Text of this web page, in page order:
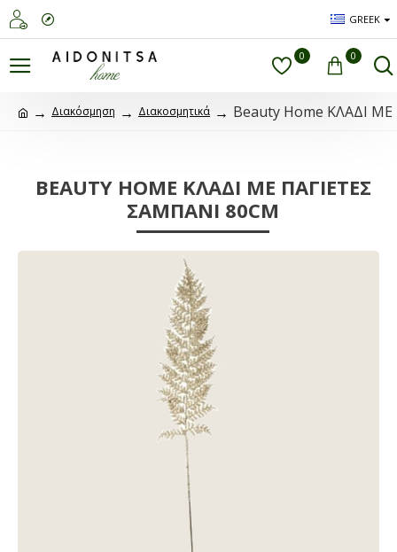
GREEK
0 0
Διακόσμηση Διακοσμητικά Beauty Home ΚΛΑΔΙ
BEAUTY HOME ΚΛΑΔΙ ΜΕ ΠΑΓΙΕΤΕΣ
ΣΑΜΠΑΝΙ 80CM